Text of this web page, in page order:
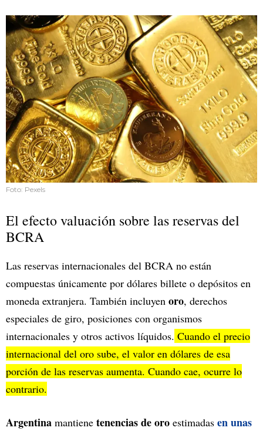
Foto: Pexels
El efecto valuación sobre las reservas del
BCRA
Las reservas internacionales del BCRA no están
compuestas únicamente por dólares billete o depósitos en
moneda extranjera. También incluyen oro, derechos
especiales de giro, posiciones con organismos
internacionales y otros activos líquidos. Cuando el precio
internacional del oro sube, el valor en dólares de esa
porción de las reservas aumenta. Cuando cae, ocurre lo
contrario.
Argentina mantiene tenencias de oro estimadas en unas